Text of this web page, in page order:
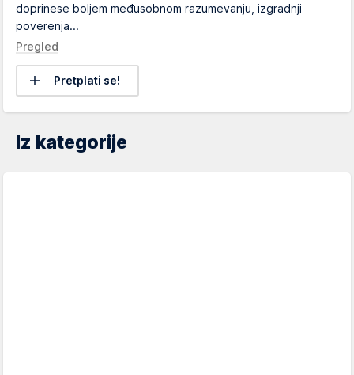
doprinese boljem međusobnom razumevanju, izgradnji
poverenja...
Pregled
Pretplati se!
Iz kategorije